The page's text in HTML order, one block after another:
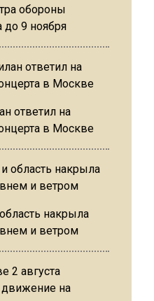
обороны
до 9 ноября
ответил на
в Москве
накрыла
и ветром